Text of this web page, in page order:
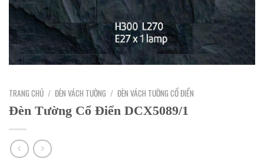
TRANG CHỦ / ĐÈN VÁCH TƯỜNG / ĐÈN VÁCH TƯỜNG CỔ ĐIỂN
Đèn Tường Cổ Điển DCX5089/1